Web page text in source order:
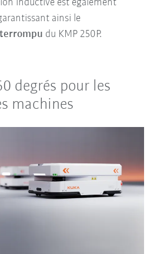
inductive est également
ainsi le
du KMP 250P.
degrés pour les
machines